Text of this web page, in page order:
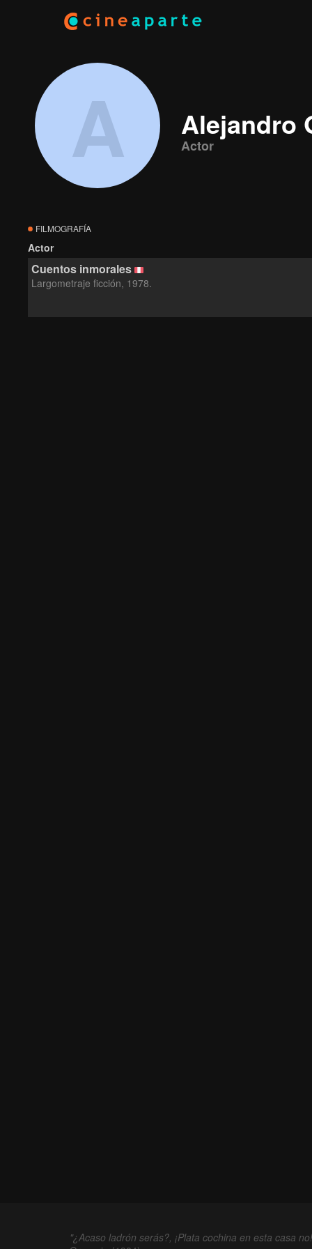
A Alejandro
Actor
FILMOGRAFÍA
Actor
Cuentos inmorales
Largometraje ficción, 1978.
"¿Acaso ladrón serás?, ¡Plata cochina en esta casa